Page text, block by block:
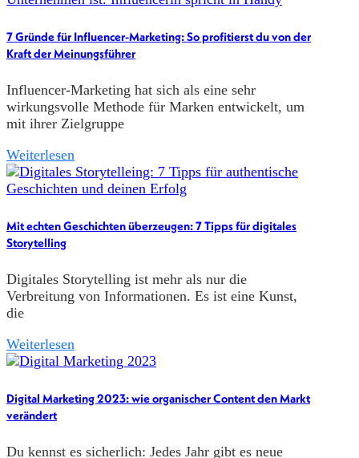
7 Gründe für Influencer-Marketing: So profitierst du von der
Kraft der Meinungsführer
Influencer-Marketing hat sich als eine sehr
wirkungsvolle Methode für Marken entwickelt, um
mit ihrer Zielgruppe
Weiterlesen
Mit echten Geschichten überzeugen: 7 Tipps für digitales
Storytelling
Digitales Storytelling ist mehr als nur die
Verbreitung von Informationen. Es ist eine Kunst,
die
Weiterlesen
Digital Marketing 2023: wie organischer Content den Markt
verändert
Du kennst es sicherlich: Jedes Jahr gibt es neue